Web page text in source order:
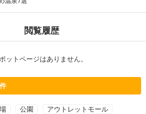
閲覧履歴
ットページはありません。
公園 アウトレットモール